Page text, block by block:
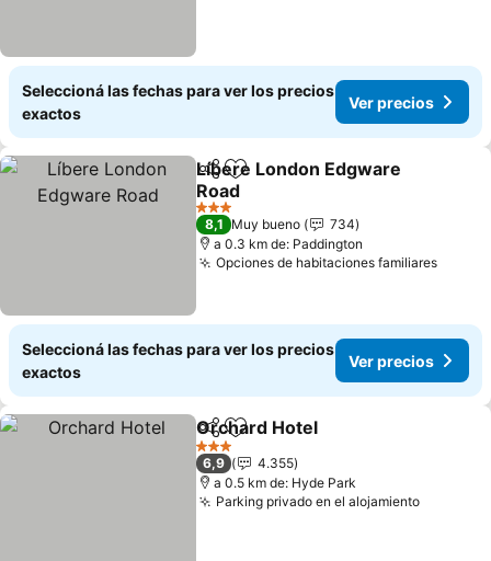
Seleccioná las fechas para ver los precios
exactos
Ver precios
CompartirAñadir a favoritos
Líbere London Edgware
Road
Ver precios
3 Estrellas
8,1 Muy bueno
734
a 0.3 km de: Paddington
Opciones de habitaciones familiaresVer
Seleccioná las fechas para ver los precios
exactos
Ver precios
CompartirAñadir a favoritos
Orchard Hotel
3 Estrellas
6,9
4.355
a 0.5 km de: Hyde Park
Parking privado en el alojamientoVer